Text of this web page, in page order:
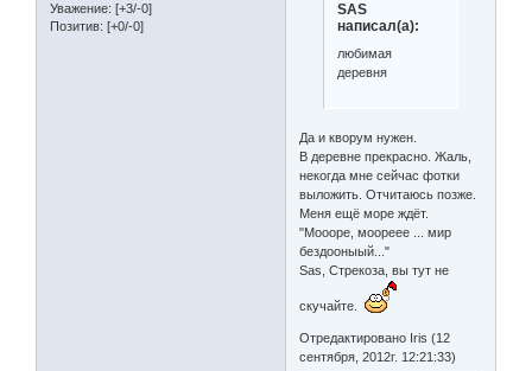
Уважение: [+3/-0]
Позитив: [+0/-0]
SAS
написал(а):
любимая
деревня
Да и кворум нужен.
В деревне прекрасно. Жаль,
некогда мне сейчас фотки
выложить. Отчитаюсь позже.
Меня ещё море ждёт.
"Моооре, моореее ... мир
бездооныый..."
Sas, Стрекоза, вы тут не
скучайте.
Отредактировано Iris (12
сентября, 2012г. 12:21:33)